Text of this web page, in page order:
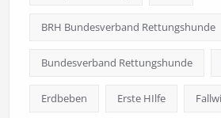
BRH Bundesverband Rettungshunde
Bundesverband Rettungshunde
Erdbeben Erste HIlfe